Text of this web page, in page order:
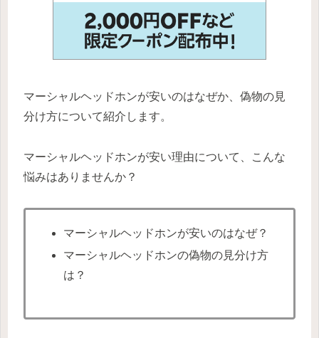
マーシャルヘッドホンが安いのはなぜか、偽物の見
分け方について紹介します。
マーシャルヘッドホンが安い理由について、こんな
悩みはありませんか？
マーシャルヘッドホンが安いのはなぜ？
マーシャルヘッドホンの偽物の見分け方
は？